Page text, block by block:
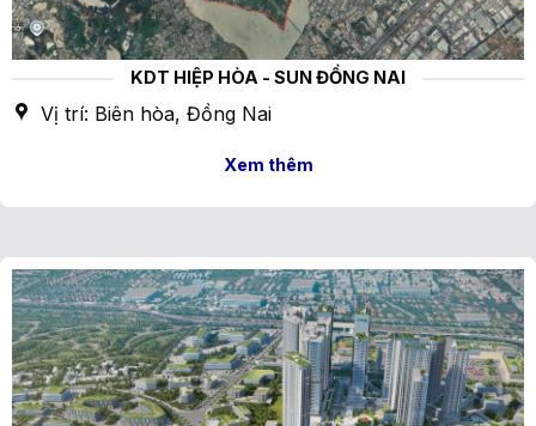
KDT HIỆP HÒA - SUN ĐỒNG NAI
Vị trí: Biên hòa, Đồng Nai
Xem thêm